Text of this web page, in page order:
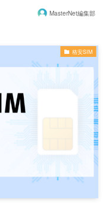
MasterNet編集部
格安SIM